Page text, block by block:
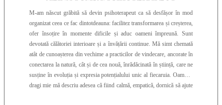
M-am născut grăbită să devin psihoterapeut ca să desfășor în mod
organizat ceea ce fac dintotdeauna: facilitez transformarea și creșterea,
ofer însoțire în momente dificile și aduc oameni împreună. Sunt
devotată călătoriei interioare și a învățării continue. Mă simt chemată
atât de cunoașterea din vechime a practicilor de vindecare, ancorate în
conectarea la natură, cât și de cea nouă, înrădăcinată în știință, care ne
susține în evoluția și expresia potențialului unic al fiecaruia. Oamenii
dragi mie mă descriu adesea că fiind calmă, empatică, dornică să ajute